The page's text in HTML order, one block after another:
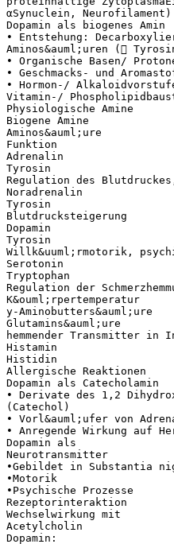
αSynuclein, Neurofilament)
Dopamin als biogenes Amin
• Entstehung:
Aminos&auml;uren (
• Organische Basen/
• Geschmacks- und
• Hormon-/
Vitamin-/
Physiologische Amine
Biogene Amine
Aminos&auml;ure
Funktion
Adrenalin
Tyrosin
Regulation des
Noradrenalin
Tyrosin
Blutdrucksteigerung
Dopamin
Tyrosin
Willk&uuml;rmotorik,
Serotonin
Tryptophan
Regulation der
K&ouml;rpertemperatur
y-Aminobutters&auml;ure
Glutamins&auml;ure
hemmender Transmitter in
Histamin
Histidin
Allergische Reaktionen
Dopamin als Catecholamin
• Derivate des 1,2
(Catechol)
• Vorl&auml;ufer von
• Anregende Wirkung auf
Dopamin als
Neurotransmitter
•Gebildet in Substantia
•Motorik
•Psychische Prozesse
Rezeptorinteraktion
Wechselwirkung mit
Acetylcholin
Dopamin: